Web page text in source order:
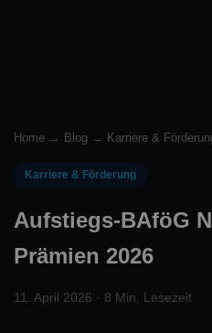
Home → Blog → Karriere &
Karriere & Förderung
Aufstiegs-BAföG
Prämien 2026
11. April 2026 · 8 Min. Lesezeit